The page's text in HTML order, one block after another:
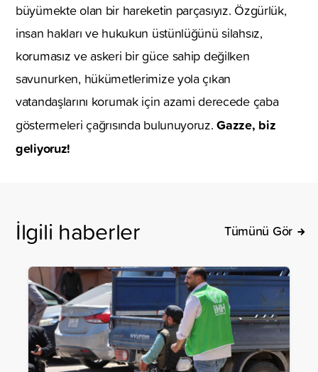
büyümekte olan bir hareketin parçasıyız. Özgürlük,
insan hakları ve hukukun üstünlüğünü silahsız,
korumasız ve askeri bir güce sahip değilken
savunurken, hükümetlerimize yola çıkan
vatandaşlarını korumak için azami derecede çaba
göstermeleri çağrısında bulunuyoruz.Gazze, biz
geliyoruz!
İlgili haberler Tümünü Gör